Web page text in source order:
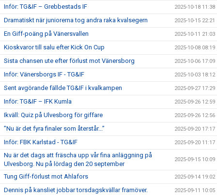
Inför: TG&IF – Grebbestads IF 2025-10-18 11:38
Dramatiskt när juniorerna tog andra raka kvalsegern 2025-10-15 22:21
En Giff-poäng på Vänersvallen 2025-10-11 21:03
Kioskvaror till salu efter Kick On Cup 2025-10-08 08:19
Sista chansen ute efter förlust mot Vänersborg 2025-10-06 17:09
Inför: Vänersborgs IF - TG&IF 2025-10-03 18:12
Sent avgörande fällde TG&IF i kvalkampen 2025-09-27 17:29
Inför: TG&IF – IFK Kumla 2025-09-26 12:59
Ikväll: Quiz på Ulvesborg för giffare 2025-09-26 12:56
”Nu är det fyra finaler som återstår...” 2025-09-20 17:17
Inför: FBK Karlstad - TG&IF 2025-09-20 11:17
Nu är det dags att fräscha upp vår fina anläggning på
Ulvesborg. Nu på lördag den 20 september
2025-09-15 10:09
Tung Giff-förlust mot Ahlafors 2025-09-14 19:02
Dennis på kansliet jobbar torsdagskvällar framöver. 2025-09-11 10:05